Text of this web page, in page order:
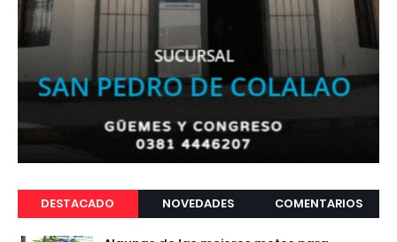
DESTACADO NOVEDADES COMENTARIOS